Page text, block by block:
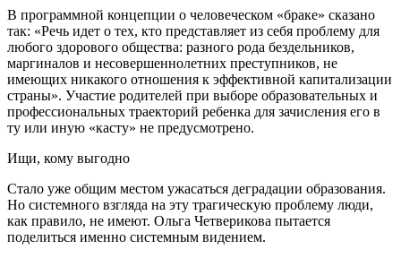
В программной концепции о человеческом «браке» сказано
так: «Речь идет о тех, кто представляет из себя проблему для
любого здорового общества: разного рода бездельников,
маргиналов и несовершеннолетних преступников, не
имеющих никакого отношения к эффективной капитализации
страны». Участие родителей при выборе образовательных и
профессиональных траекторий ребенка для зачисления его в
ту или иную «касту» не предусмотрено.
Ищи, кому выгодно
Стало уже общим местом ужасаться деградации образования.
Но системного взгляда на эту трагическую проблему люди,
как правило, не имеют. Ольга Четверикова пытается
поделиться именно системным видением.